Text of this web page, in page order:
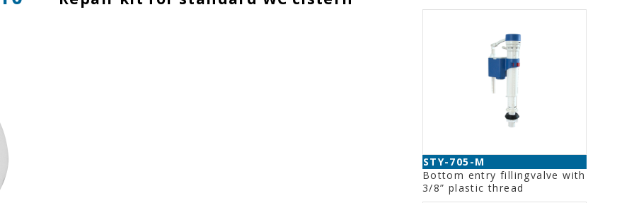
STY-705-M
Bottom entry fillingvalve with
3/8” plastic thread